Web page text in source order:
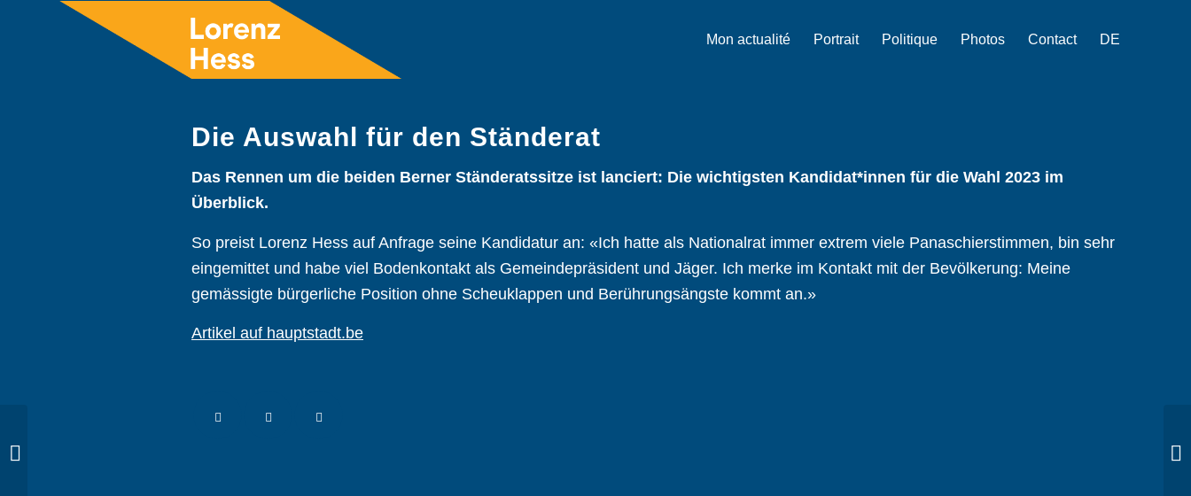
Mon actualité Portrait Politique Photos Contact DE
Die Auswahl für den Ständerat
Das Rennen um die beiden Berner Ständeratssitze ist lanciert: Die wichtigsten Kandidat*innen für die Wahl 2023 im
Überblick.
So preist Lorenz Hess auf Anfrage seine Kandidatur an: «Ich hatte als Nationalrat immer extrem viele Panaschierstimmen, bin sehr
eingemittet und habe viel Bodenkontakt als Gemeindepräsident und Jäger. Ich merke im Kontakt mit der Bevölkerung: Meine
gemässigte bürgerliche Position ohne Scheuklappen und Berührungsängste kommt an.»
Artikel auf hauptstadt.be